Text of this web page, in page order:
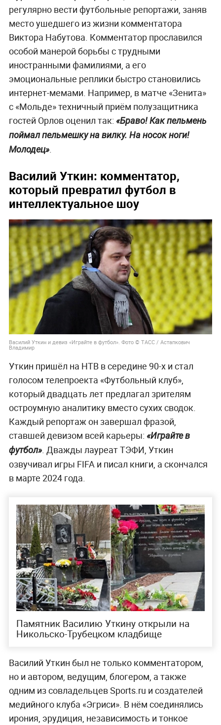
регулярно вести футбольные репортажи, заняв
место ушедшего из жизни комментатора
Виктора Набутова. Комментатор прославился
особой манерой борьбы с трудными
иностранными фамилиями, а его
эмоциональные реплики быстро становились
интернет-мемами. Например, в матче «Зенита»
с «Мольде» техничный приём полузащитника
гостей Орлов оценил так: «Браво! Как пельмень
поймал пельмешку на вилку. На носок ноги!
Молодец».
Василий Уткин: комментатор,
который превратил футбол в
интеллектуальное шоу
Василий Уткин и девиз «Играйте в футбол». Фото © ТАСС / Астапкович
Владимир
Уткин пришёл на НТВ в середине 90-х и стал
голосом телепроекта «Футбольный клуб»,
который двадцать лет предлагал зрителям
остроумную аналитику вместо сухих сводок.
Каждый репортаж он завершал фразой,
ставшей девизом всей карьеры: «Играйте в
футбол». Дважды лауреат ТЭФИ, Уткин
озвучивал игры FIFA и писал книги, а скончался
в марте 2024 года.
Памятник Василию Уткину открыли на
Никольско-Трубецком кладбище
Василий Уткин был не только комментатором,
но и автором, ведущим, блогером, а также
одним из совладельцев Sports.ru и создателей
медийного клуба «Эгриси». В нём соединялись
ирония, эрудиция, независимость и тонкое